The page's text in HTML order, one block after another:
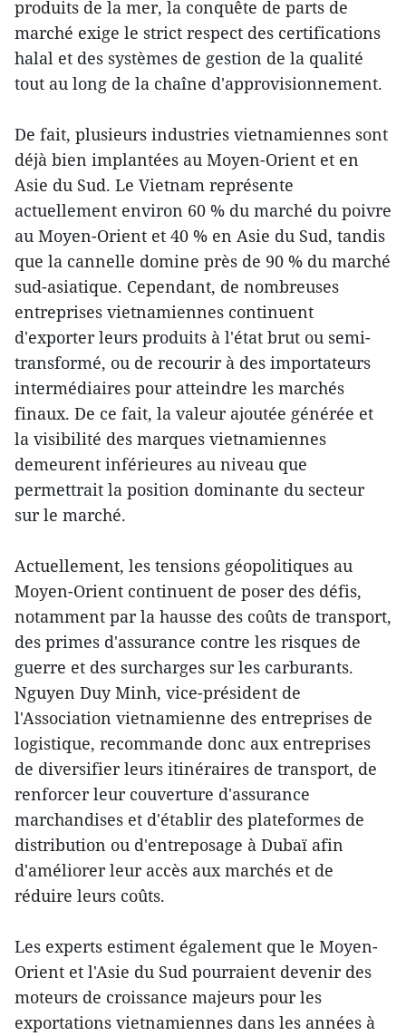
produits de la mer, la conquête de parts de
marché exige le strict respect des certifications
halal et des systèmes de gestion de la qualité
tout au long de la chaîne d'approvisionnement.
De fait, plusieurs industries vietnamiennes sont
déjà bien implantées au Moyen-Orient et en
Asie du Sud. Le Vietnam représente
actuellement environ 60 % du marché du poivre
au Moyen-Orient et 40 % en Asie du Sud, tandis
que la cannelle domine près de 90 % du marché
sud-asiatique. Cependant, de nombreuses
entreprises vietnamiennes continuent
d'exporter leurs produits à l'état brut ou semi-
transformé, ou de recourir à des importateurs
intermédiaires pour atteindre les marchés
finaux. De ce fait, la valeur ajoutée générée et
la visibilité des marques vietnamiennes
demeurent inférieures au niveau que
permettrait la position dominante du secteur
sur le marché.
Actuellement, les tensions géopolitiques au
Moyen-Orient continuent de poser des défis,
notamment par la hausse des coûts de transport,
des primes d'assurance contre les risques de
guerre et des surcharges sur les carburants.
Nguyen Duy Minh, vice-président de
l'Association vietnamienne des entreprises de
logistique, recommande donc aux entreprises
de diversifier leurs itinéraires de transport, de
renforcer leur couverture d'assurance
marchandises et d'établir des plateformes de
distribution ou d'entreposage à Dubaï afin
d'améliorer leur accès aux marchés et de
réduire leurs coûts.
Les experts estiment également que le Moyen-
Orient et l'Asie du Sud pourraient devenir des
moteurs de croissance majeurs pour les
exportations vietnamiennes dans les années à